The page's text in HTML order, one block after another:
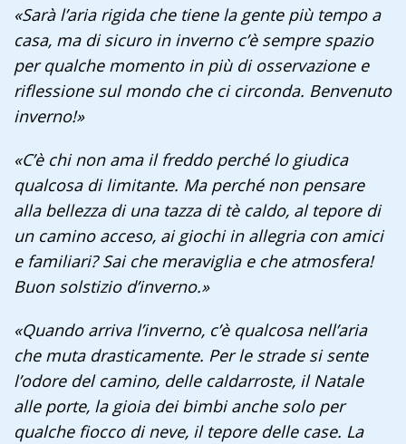
«Sarà l’aria rigida che tiene la gente più tempo a
casa, ma di sicuro in inverno c’è sempre spazio
per qualche momento in più di osservazione e
riflessione sul mondo che ci circonda. Benvenuto
inverno!»
«C’è chi non ama il freddo perché lo giudica
qualcosa di limitante. Ma perché non pensare
alla bellezza di una tazza di tè caldo, al tepore di
un camino acceso, ai giochi in allegria con amici
e familiari? Sai che meraviglia e che atmosfera!
Buon solstizio d’inverno.»
«Quando arriva l’inverno, c’è qualcosa nell’aria
che muta drasticamente. Per le strade si sente
l’odore del camino, delle caldarroste, il Natale
alle porte, la gioia dei bimbi anche solo per
qualche fiocco di neve, il tepore delle case. La